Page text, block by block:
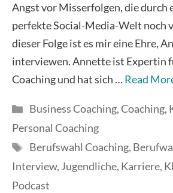
Angst vor Miss­erfol­gen, die durch
per­fek­te Social-Media-Welt noch
die­ser Fol­ge ist es mir eine Ehre,
inter­view­en. Annet­te ist Exper­tin
Coa­ching und hat sich …Read
Kategorien
Business Coaching,Coaching,
Personal Coaching
Schlagwörter
Berufswahl Coaching,
Interview,Jugendliche, Karriere,
Podcast